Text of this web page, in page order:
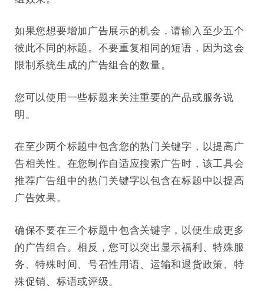
如果您想要增加广告展示的机会，请输入至少五个
彼此不同的标题。不要重复相同的短语，因为这会
限制系统生成的广告组合的数量。
您可以使用一些标题来关注重要的产品或服务说
明。
在至少两个标题中包含您的热门关键字，以提高广
告相关性。在您制作自适应搜索广告时，该工具会
推荐广告组中的热门关键字以包含在标题中以提高
广告效果。
确保不要在三个标题中包含关键字，以便生成更多
的广告组合。相反，您可以突出显示福利、特殊服
务、特殊时间、号召性用语、运输和退货政策、特
殊促销、标语或评级。